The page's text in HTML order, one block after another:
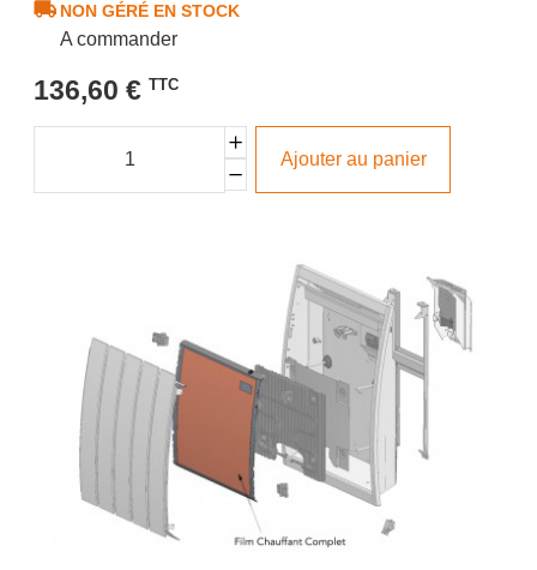
NON GÉRÉ EN STOCK
A commander
136,60 € TTC
Ajouter au panier